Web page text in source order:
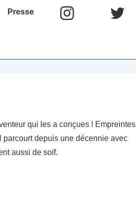
Presse
qui les a conçues ! Empreintes
parcourt depuis une décennie avec
aussi de soif.